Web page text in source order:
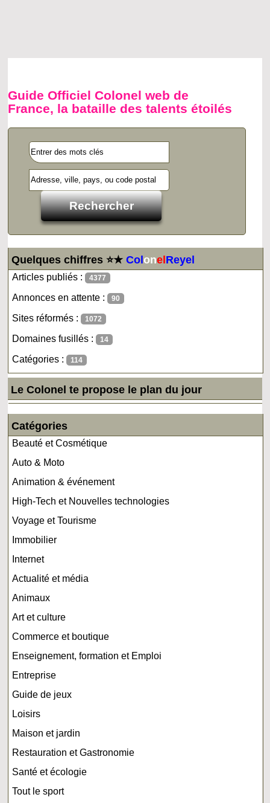
Guide Officiel Colonel web de
France, la bataille des talents étoilés
Quelques chiffres ⭐★ColonelReyel
Articles publiés : 4377
Annonces en attente : 90
Sites réformés : 1072
Domaines fusillés : 14
Catégories : 114
Le Colonel te propose le plan du jour
Catégories
Beauté et Cosmétique
Auto & Moto
Animation & événement
High-Tech et Nouvelles technologies
Voyage et Tourisme
Immobilier
Internet
Actualité et média
Animaux
Art et culture
Commerce et boutique
Enseignement, formation et Emploi
Entreprise
Guide de jeux
Loisirs
Maison et jardin
Restauration et Gastronomie
Santé et écologie
Tout le sport